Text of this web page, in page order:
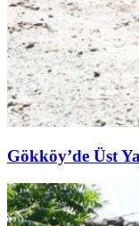
Gökköy’de Üst